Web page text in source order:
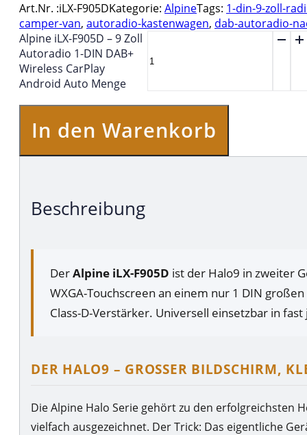
Art.Nr. :iLX-F905DKategorie: AlpineTags: 1-din-9-zoll-
camper-van, autoradio-kastenwagen, dab-autoradio-
Alpine iLX-F905D – 9 Zoll
Autoradio 1-DIN DAB+
Wireless CarPlay
Android Auto Menge
In den Warenkorb
Beschreibung
DerAlpine iLX-F905D ist der Halo9 in zweiter
WXGA-Touchscreen an einem nur 1 DIN
Class-D-Verstärker. Universell einsetzbar in
DER HALO9 – GROSSER BILDSCHIRM,
Die Alpine Halo Serie gehört zu den erfolgreichsten
vielfach ausgezeichnet. Der Trick: Das eigentliche